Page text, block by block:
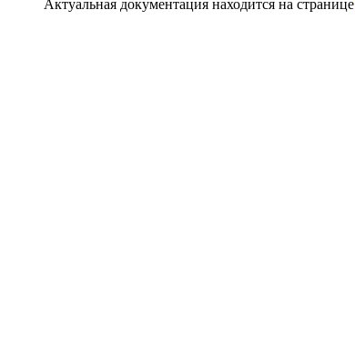
Актуальная документация находится на странице